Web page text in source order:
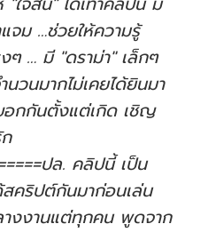
จม …ช่วยให้ความรู้
… มี "ดราม่า" เล็กๆ
วนมากไม่เคยได้ยินมา
อกกันตั้งแต่เกิด เชิญ
ปล. คลิปนี้ เป็น
สคริปต์กันมาก่อนเล่น
งงานแต่ทุกคน พูดจาก